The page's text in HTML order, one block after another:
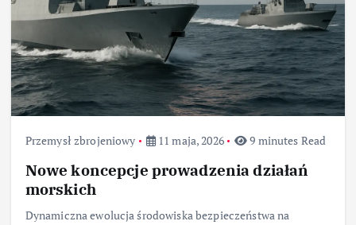
Przemysł zbrojeniowy 11 maja, 2026 9 minutes Read
Nowe koncepcje prowadzenia działań
morskich
Dynamiczna ewolucja środowiska bezpieczeństwa na